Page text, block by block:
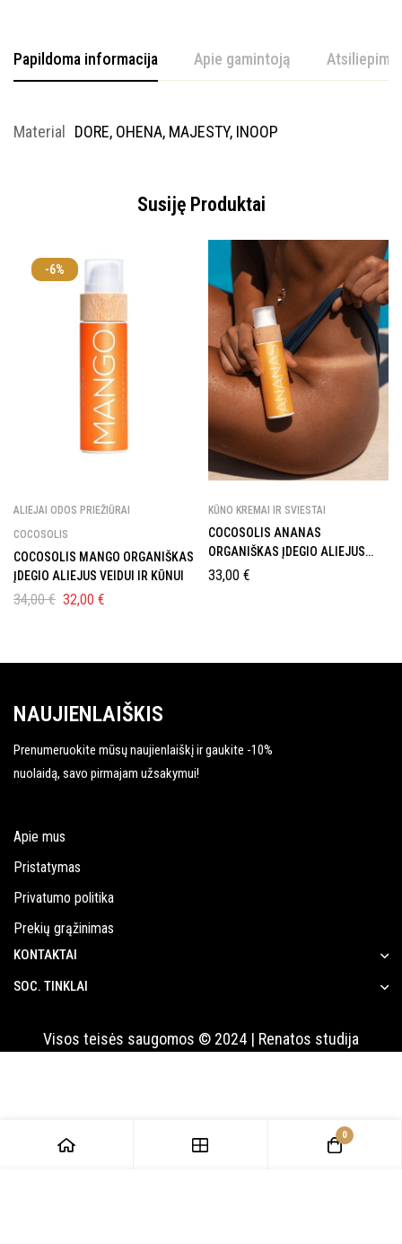
Papildoma informacija Apie gamintoją
Material DORE, OHENA, MAJESTY, INOOP
Susiję Produktai
-6%
ALIEJAI ODOS PRIEŽIŪRAI
COCOSOLIS
COCOSOLIS MANGO ORGANIŠKAS
ĮDEGIO ALIEJUS VEIDUI IR KŪNUI
34,00€ 32,00 €
KŪNO KREMAI IR SVIESTAI
COCOSOLIS ANANAS
ORGANIŠKAS ĮDEGIO ALIEJUS
KŪNUI
33,00 €
NAUJIENLAIŠKIS
Prenumeruokite mūsų naujienlaiškį ir gaukite -10%
nuolaidą, savo pirmajam užsakymui!
Apie mus
Pristatymas
Privatumo politika
Prekių grąžinimas
KONTAKTAI
SOC. TINKLAI
Visos teisės saugomos © 2024 | Renatos studija
0